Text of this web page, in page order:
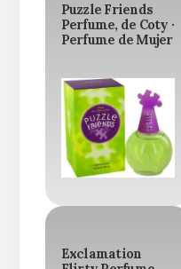
Puzzle Friends
Perfume, de Coty ·
Perfume de Mujer
Exclamation